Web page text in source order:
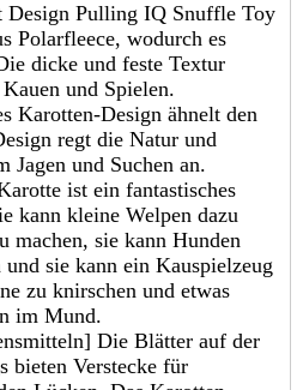
Design Pulling IQ Snuffle Toy
Polarfleece, wodurch es
dicke und feste Textur
und Spielen.
Karotten-Design ähnelt den
regt die Natur und
Jagen und Suchen an.
ist ein fantastisches
kann kleine Welpen dazu
machen, sie kann Hunden
sie kann ein Kauspielzeug
zu knirschen und etwas
im Mund.
Die Blätter auf der
bieten Verstecke für